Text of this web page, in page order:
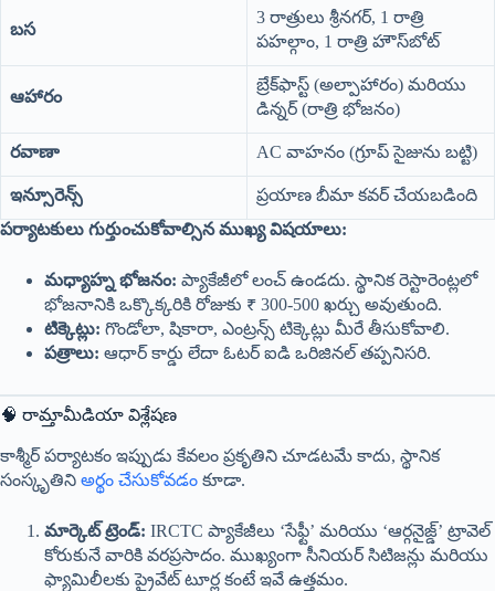
బస
3 రాత్రులు శ్రీనగర్, 1 రాత్రి
పహల్గాం, 1 రాత్రి హౌస్‌బోట్
ఆహారం
బ్రేక్‌ఫాస్ట్ (అల్పాహారం) మరియు
డిన్నర్ (రాత్రి భోజనం)
రవాణా AC వాహనం (గ్రూప్ సైజును బట్టి)
ఇన్సూరెన్స్
ప్రయాణ బీమా కవర్ చేయబడింది
పర్యాటకులు గుర్తుంచుకోవాల్సిన ముఖ్య విషయాలు:
మధ్యాహ్న భోజనం: ప్యాకేజీలో లంచ్ ఉండదు. స్థానిక రెస్టారెంట్లలో
భోజనానికి ఒక్కొక్కరికి రోజుకు ₹ 300-500 ఖర్చు అవుతుంది.
టిక్కెట్లు: గొండోలా, షికారా, ఎంట్రన్స్ టిక్కెట్లు మీరే తీసుకోవాలి.
పత్రాలు: ఆధార్ కార్డు లేదా ఓటర్ ఐడి ఒరిజినల్ తప్పనిసరి.
🧠 రామ్తామీడియా విశ్లేషణ
కాశ్మీర్ పర్యాటకం ఇప్పుడు కేవలం ప్రకృతిని చూడటమే కాదు, స్థానిక
సంస్కృతిని అర్థం చేసుకోవడం కూడా.
మార్కెట్ ట్రెండ్: IRCTC ప్యాకేజీలు ‘సేఫ్టీ’ మరియు ‘ఆర్గనైజ్డ్’ ట్రావెల్
కోరుకునే వారికి వరప్రసాదం. ముఖ్యంగా సీనియర్ సిటిజన్లు మరియు
ఫ్యామిలీలకు ప్రైవేట్ టూర్ల కంటే ఇవే ఉత్తమం.